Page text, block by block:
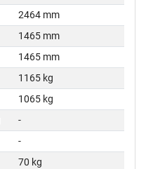
2464 mm
1465 mm
1465 mm
1165 kg
1065 kg
-
-
70 kg